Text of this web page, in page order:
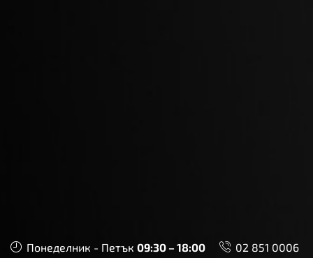
Понеделник - Петък 09:30 – 18:00 02 851 0006